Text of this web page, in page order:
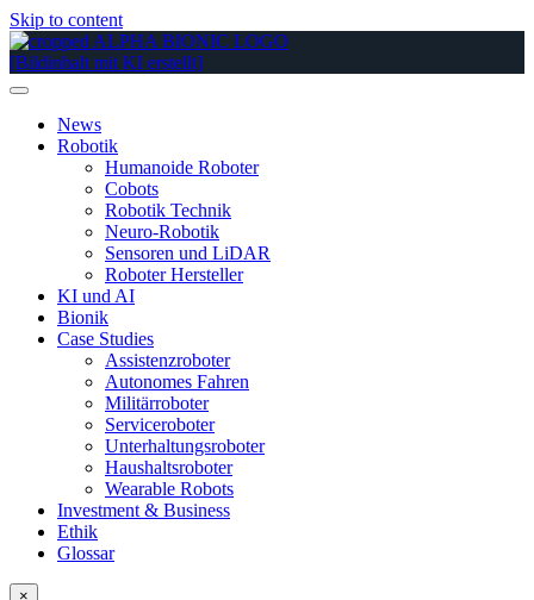
Skip to content
News
Robotik
Humanoide Roboter
Cobots
Robotik Technik
Neuro-Robotik
Sensoren und LiDAR
Roboter Hersteller
KI und AI
Bionik
Case Studies
Assistenzroboter
Autonomes Fahren
Militärroboter
Serviceroboter
Unterhaltungsroboter
Haushaltsroboter
Wearable Robots
Investment & Business
Ethik
Glossar
×